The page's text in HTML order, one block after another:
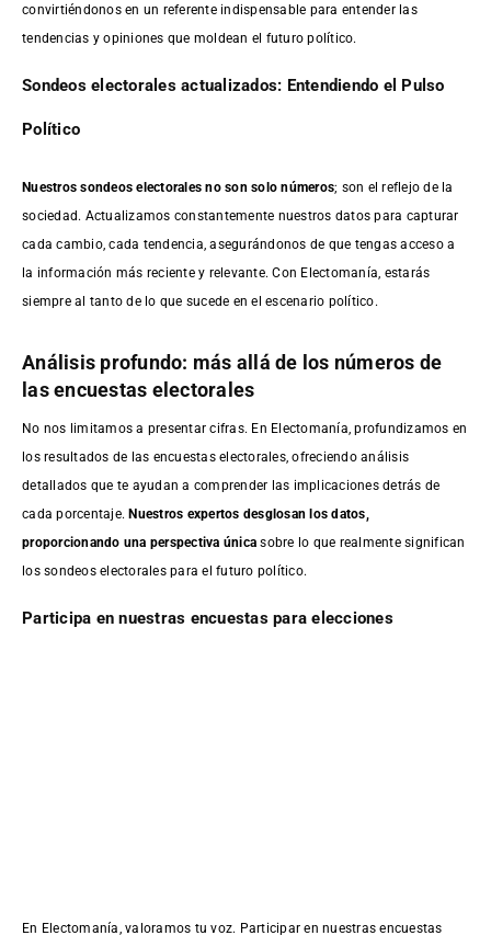
convirtiéndonos en un referente indispensable para entender las
tendencias y opiniones que moldean el futuro político.
Sondeos electorales actualizados: Entendiendo el Pulso
Político
Nuestros sondeos electorales no son solo números; son el reflejo de la
sociedad. Actualizamos constantemente nuestros datos para capturar
cada cambio, cada tendencia, asegurándonos de que tengas acceso a
la información más reciente y relevante. Con Electomanía, estarás
siempre al tanto de lo que sucede en el escenario político.
Análisis profundo: más allá de los números de
las encuestas electorales
No nos limitamos a presentar cifras. En Electomanía, profundizamos en
los resultados de las encuestas electorales, ofreciendo análisis
detallados que te ayudan a comprender las implicaciones detrás de
cada porcentaje.Nuestros expertos desglosan los datos,
proporcionando una perspectiva única sobre lo que realmente significan
los sondeos electorales para el futuro político.
Participa en nuestras encuestas para elecciones
En Electomanía, valoramos tu voz. Participar en nuestras encuestas